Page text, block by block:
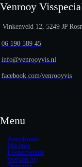
Venrooy
Vinkenveld 12, 5249 JP
06 190 589 45
info@venrooyvis.nl
facebook.com/venrooyvis
Menu
Assortiment
Markten
Evenementen
Werken bij